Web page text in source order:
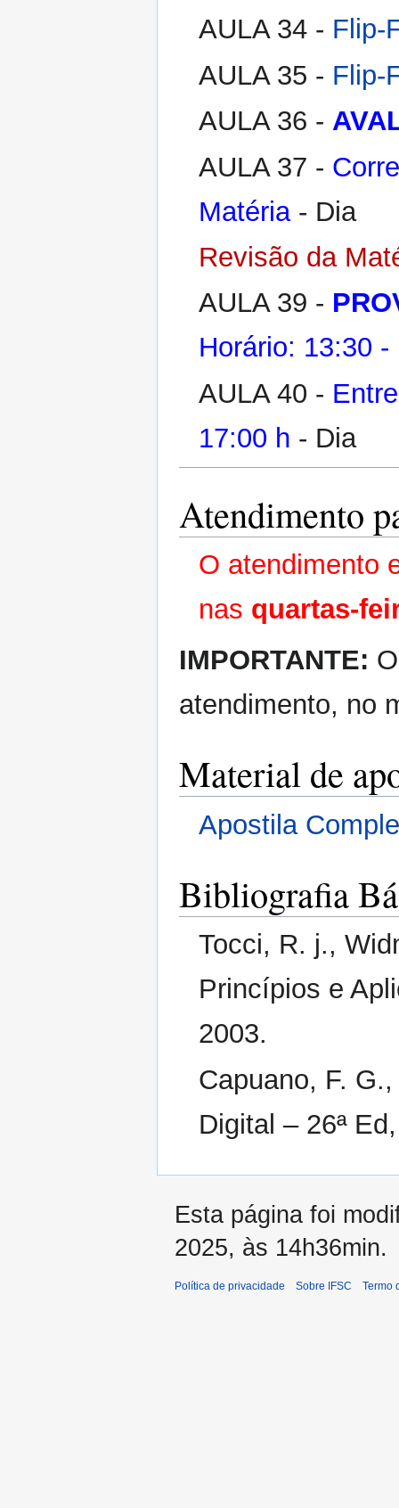
AULA 34 - Flip-
AULA 35 - Flip-
AULA 36 -
AULA 37 -
Matéria- Dia
Revisão da
AULA 39 -
Horário: 13:30
AULA 40 -
17:00 h - Dia
Atendimento
O atendimento
nas quartas-
IMPORTANTE:
atendimento, no
Material de
Apostila
Bibliografia
Tocci, R. j.,
Princípios e
2003.
Capuano, F.
Digital – 26ª
Esta página foi
2025, às 14h36min.
Política de privacidade Sobre IFSC Termo